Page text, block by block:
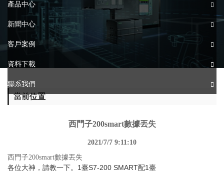
產品中心
新聞中心
客戶案例
資料下載
聯系我們
當前位置
西門子200smart數據丟失
2021/7/7 9:11:10
西門子200smart數據丟失
各位大神，請教一下。1臺S7-200 SMART配1臺